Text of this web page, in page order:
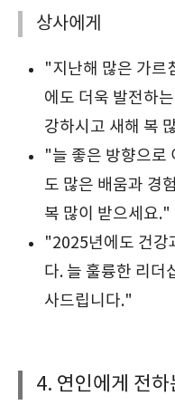
상사에게
"지난해 많은 가르
에도 더욱 발전하
강하시고 새해 복
"늘 좋은 방향으로
도 많은 배움과 경
복 많이 받으세요."
"2025년에도 건강
다. 늘 훌륭한 리더
사드립니다."
4. 연인에게 전